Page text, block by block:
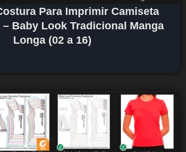
Para Imprimir Camiseta
– Baby Look Tradicional Manga
Longa (02 a 16)